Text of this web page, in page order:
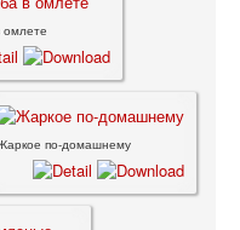
по-домашнему